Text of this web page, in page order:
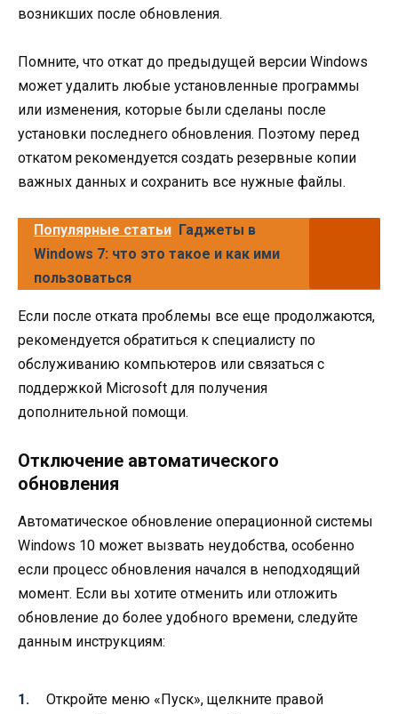
возникших после обновления.
Помните, что откат до предыдущей версии Windows
может удалить любые установленные программы
или изменения, которые были сделаны после
установки последнего обновления. Поэтому перед
откатом рекомендуется создать резервные копии
важных данных и сохранить все нужные файлы.
Популярные статьи Гаджеты в
Windows 7: что это такое и как ими
пользоваться
Если после отката проблемы все еще продолжаются,
рекомендуется обратиться к специалисту по
обслуживанию компьютеров или связаться с
поддержкой Microsoft для получения
дополнительной помощи.
Отключение автоматического
обновления
Автоматическое обновление операционной системы
Windows 10 может вызвать неудобства, особенно
если процесс обновления начался в неподходящий
момент. Если вы хотите отменить или отложить
обновление до более удобного времени, следуйте
данным инструкциям:
Откройте меню «Пуск», щелкните правой